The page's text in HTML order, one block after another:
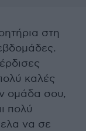
στη
καλές
ομάδα σου,
πολύ
να σε